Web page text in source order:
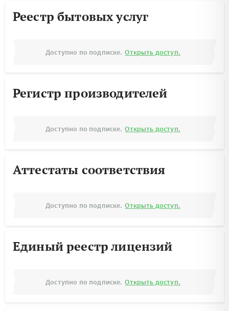
Реестр бытовых услуг
Доступно по подписке. Открыть доступ.
Регистр производителей
Доступно по подписке. Открыть доступ.
Аттестаты соответствия
Доступно по подписке. Открыть доступ.
Единый реестр лицензий
Доступно по подписке. Открыть доступ.